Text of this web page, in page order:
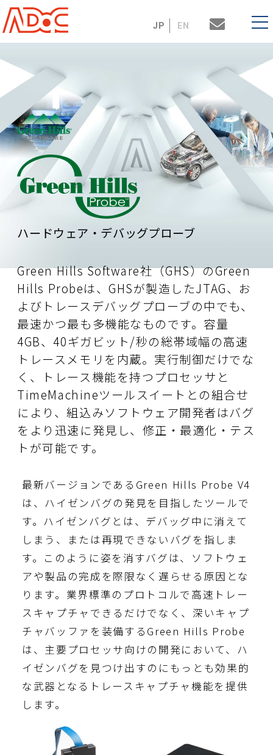
JP EN
ハードウェア・デバッグプローブ
Green Hills Software社（GHS）のGreen
Hills Probeは、GHSが製造したJTAG、お
よびトレースデバッグプローブの中でも、
最速かつ最も多機能なものです。容量
4GB、40ギガビット/秒の総帯域幅の高速
トレースメモリを内蔵。実行制御だけでな
く、トレース機能を持つプロセッサと
TimeMachineツールスイートとの組合せ
により、組込みソフトウェア開発者はバグ
をより迅速に発見し、修正・最適化・テス
トが可能です。
最新バージョンであるGreen Hills Probe V4
は、ハイゼンバグの発見を目指したツールで
す。ハイゼンバグとは、デバッグ中に消えて
しまう、または再現できないバグを指しま
す。このように姿を消すバグは、ソフトウェ
アや製品の完成を際限なく遅らせる原因とな
ります。業界標準のプロトコルで高速トレー
スキャプチャできるだけでなく、深いキャプ
チャバッファを装備するGreen Hills Probe
は、主要プロセッサ向けの開発において、ハ
イゼンバグを見つけ出すのにもっとも効果的
な武器となるトレースキャプチャ機能を提供
します。